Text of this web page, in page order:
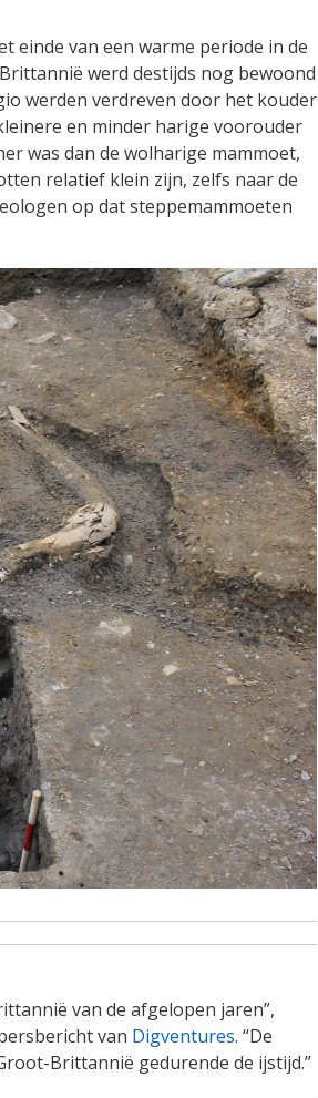
einde van een warme periode in de
werd destijds nog bewoond
werden verdreven door het kouder
en minder harige voorouder
was dan de wolharige mammoet,
relatief klein zijn, zelfs naar de
op dat steppemammoeten
van de afgelopen jaren”,
van Digventures. “De
Brittannië gedurende de ijstijd.”